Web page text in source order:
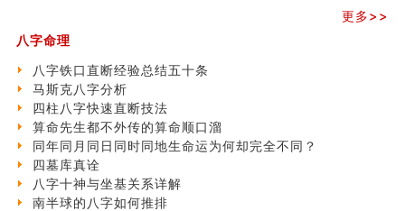
大門風水五大禁忌！大門風水擺設？門中門風水解方？
出现这几种面相桃花泛
寓意好的五行属水的汉字有哪些？五行属水的汉字大全
玄空本义 (一)
＂天下第一关＂的由来
无名指长的人有艺术天赋？手指长短能看出什么？
六爻測住宅風水 (三)
別再一知半解！正解住宅風水十大禁忌
《盲派命理》 ( 十六）
姓名學特殊字畫的計算方法
更多>>
八字命理
八字铁口直断经验总结五十条
马斯克八字分析
四柱八字快速直断技法
算命先生都不外传的算命顺口溜
同年同月同日同时同地生命运为何却完全不同？
四墓库真诠
八字十神与坐基关系详解
南半球的八字如何推排